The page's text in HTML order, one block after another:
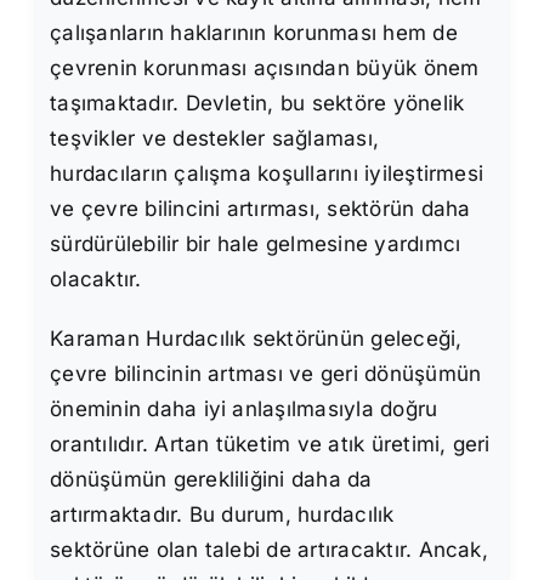
çalışanların haklarının korunması hem de
çevrenin korunması açısından büyük önem
taşımaktadır. Devletin, bu sektöre yönelik
teşvikler ve destekler sağlaması,
hurdacıların çalışma koşullarını iyileştirmesi
ve çevre bilincini artırması, sektörün daha
sürdürülebilir bir hale gelmesine yardımcı
olacaktır.
Karaman Hurdacılık sektörünün geleceği,
çevre bilincinin artması ve geri dönüşümün
öneminin daha iyi anlaşılmasıyla doğru
orantılıdır. Artan tüketim ve atık üretimi, geri
dönüşümün gerekliliğini daha da
artırmaktadır. Bu durum, hurdacılık
sektörüne olan talebi de artıracaktır. Ancak,